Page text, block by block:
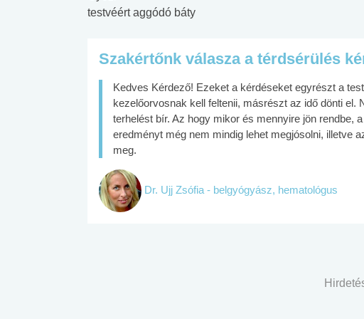
testvéért aggódó báty
Szakértőnk válasza a térdsérülés
Kedves Kérdező! Ezeket a kérdéseket egyrészt a
kezelőorvosnak kell feltenii, másrészt az idő dönti el.
terhelést bír. Az hogy mikor és mennyire jön rendbe,
eredményt még nem mindig lehet megjósolni, illetve
meg.
Dr. Ujj Zsófia - belgyógyász, hematológus